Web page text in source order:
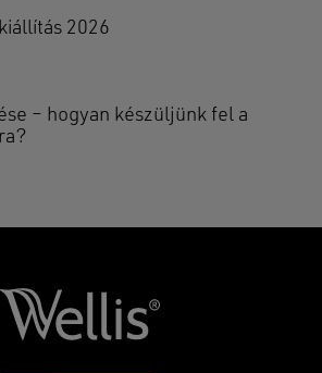
2026
– hogyan készüljünk fel a